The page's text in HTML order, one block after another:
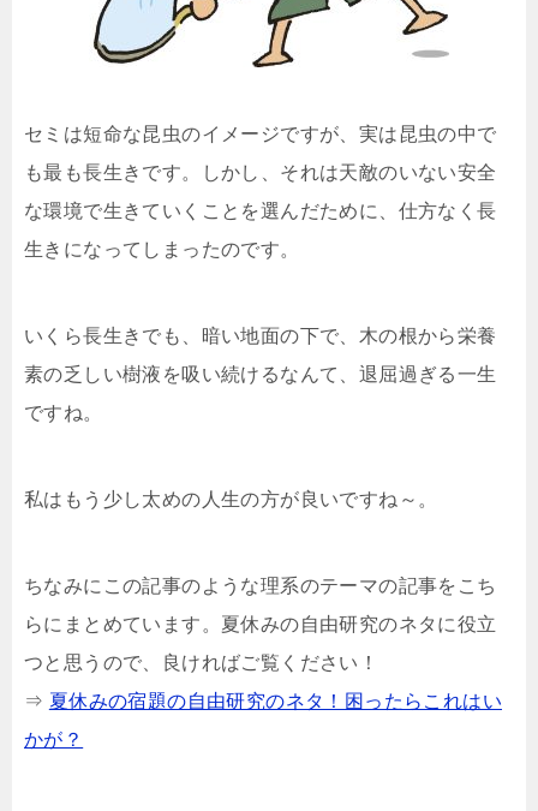
セミは短命な昆虫のイメージですが、実は昆虫の中で
も最も長生きです。しかし、それは天敵のいない安全
な環境で生きていくことを選んだために、仕方なく長
生きになってしまったのです。
いくら長生きでも、暗い地面の下で、木の根から栄養
素の乏しい樹液を吸い続けるなんて、退屈過ぎる一生
ですね。
私はもう少し太めの人生の方が良いですね～。
ちなみにこの記事のような理系のテーマの記事をこち
らにまとめています。夏休みの自由研究のネタに役立
つと思うので、良ければご覧ください！
⇒ 夏休みの宿題の自由研究のネタ！困ったらこれはい
かが？